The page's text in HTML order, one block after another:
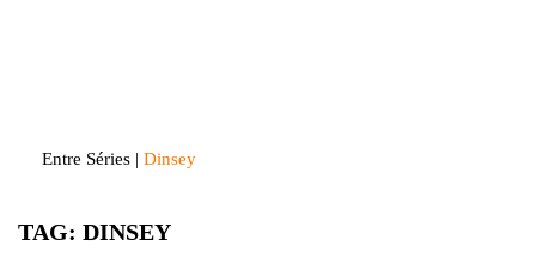
Entre Séries | Dinsey
TAG: DINSEY